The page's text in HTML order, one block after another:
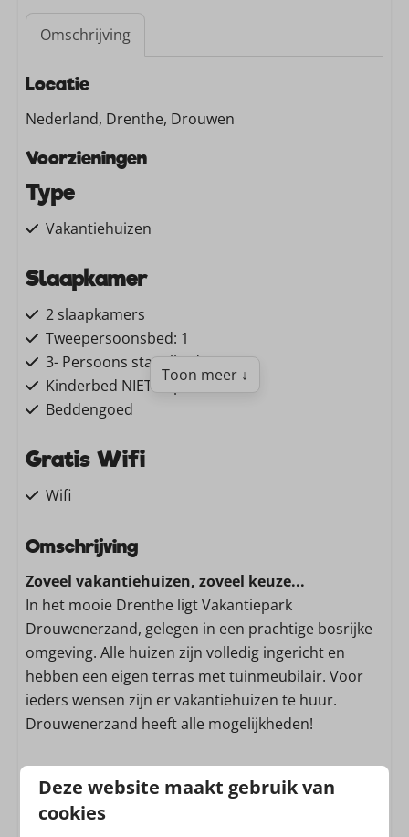
Omschrijving
Locatie
Nederland, Drenthe, Drouwen
Voorzieningen
Type
Vakantiehuizen
Slaapkamer
2 slaapkamers
Tweepersoonsbed: 1
3- Persoons stapelbed: 1
Kinderbed NIET te plaatsen
Beddengoed
Gratis Wifi
Wifi
Familie/Kinderen
Kinderstoel
Wassen en drogen
Stofzuiger
Keuken
Magnetron: Combimagnetron
Gasfornuis: 4-pits
Filter koffieapparaat
Toon meer ↓
Omschrijving
Zoveel vakantiehuizen, zoveel keuze...
In het mooie Drenthe ligt Vakantiepark
Drouwenerzand, gelegen in een prachtige bosrijke
omgeving. Alle huizen zijn volledig ingericht en
hebben een eigen terras met tuinmeubilair. Voor
ieders wensen zijn er vakantiehuizen te huur.
Drouwenerzand heeft alle mogelijkheden!
Inclusief toegang Attractiepark (april t/m
oktober)
Deze website maakt gebruik van
cookies